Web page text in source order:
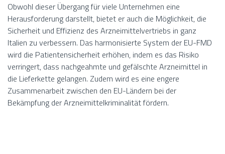
Obwohl dieser Übergang für viele Unternehmen eine
Herausforderung darstellt, bietet er auch die Möglichkeit, die
Sicherheit und Effizienz des Arzneimittelvertriebs in ganz
Italien zu verbessern. Das harmonisierte System der EU-FMD
wird die Patientensicherheit erhöhen, indem es das Risiko
verringert, dass nachgeahmte und gefälschte Arzneimittel in
die Lieferkette gelangen. Zudem wird es eine engere
Zusammenarbeit zwischen den EU-Ländern bei der
Bekämpfung der Arzneimittelkriminalität fördern.